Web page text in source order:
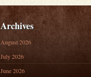
Archives
August 2026
July 2026
June 2026